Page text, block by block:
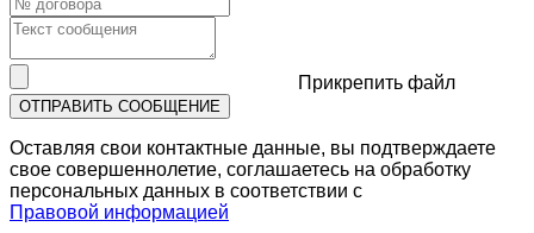
Прикрепить файл
ОТПРАВИТЬ СООБЩЕНИЕ
Оставляя свои контактные данные, вы подтверждаете
свое совершеннолетие, соглашаетесь на обработку
персональных данных в соответствии с
Правовой информацией